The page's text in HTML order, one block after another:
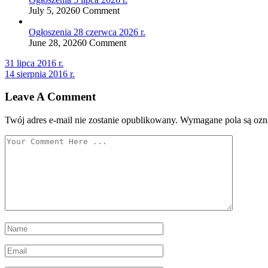
July 5, 20260 Comment
Ogłoszenia 28 czerwca 2026 r.
June 28, 20260 Comment
Nawigacja
wpisu
31 lipca 2016 r.
14 sierpnia 2016 r.
Leave A Comment
Twój adres e-mail nie zostanie opublikowany. Wymagane pola są